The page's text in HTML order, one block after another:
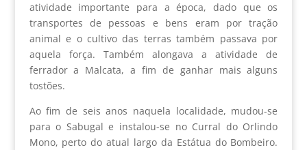
atividade importante para a época, dado que os
transportes de pessoas e bens eram por tração
animal e o cultivo das terras também passava por
aquela força. Também alongava a atividade de
ferrador a Malcata, a fim de ganhar mais alguns
tostões.
Ao fim de seis anos naquela localidade, mudou-se
para o Sabugal e instalou-se no Curral do Orlindo
Mono, perto do atual largo da Estátua do Bombeiro.